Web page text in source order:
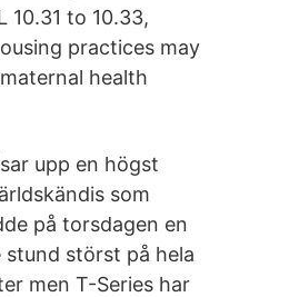
10.31 to 10.33,
practices may
health
upp en högst
som
på torsdagen en
stund störst på hela
men T-Series har